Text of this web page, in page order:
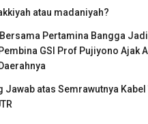
atau madaniyah?
Pertamina Bangga
GSI Prof Pujiyono Ajak
Jawab atas Semrawutnya Kabel